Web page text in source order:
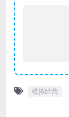
模拟经营